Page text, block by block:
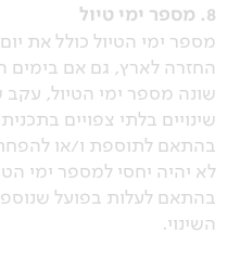
8. מספר ימי טיול
מספר ימי הטיול כולל את
החזרה לארץ, גם אם בימים
שונה מספר ימי הטיול, עקב
שינויים בלתי צפויים
בהתאם לתוספת ו/או
לא יהיה יחסי למספר ימי
בהתאם לעלות בפועל
השינוי.